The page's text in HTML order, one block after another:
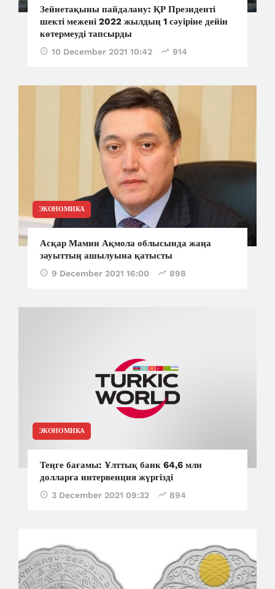
Зейнетақыны пайдалану: ҚР Президенті
шекті межені 2022 жылдың 1 сәуіріне дейін
көтермеуді тапсырды
10 December 2021 10:42 914
ЭКОНОМИКА
Асқар Мамин Ақмола облысында жаңа
зауыттың ашылуына қатысты
9 December 2021 16:00 898
ЭКОНОМИКА
Теңге бағамы: Ұлттық банк 64,6 млн
долларға интервенция жүргізді
3 December 2021 09:32 894